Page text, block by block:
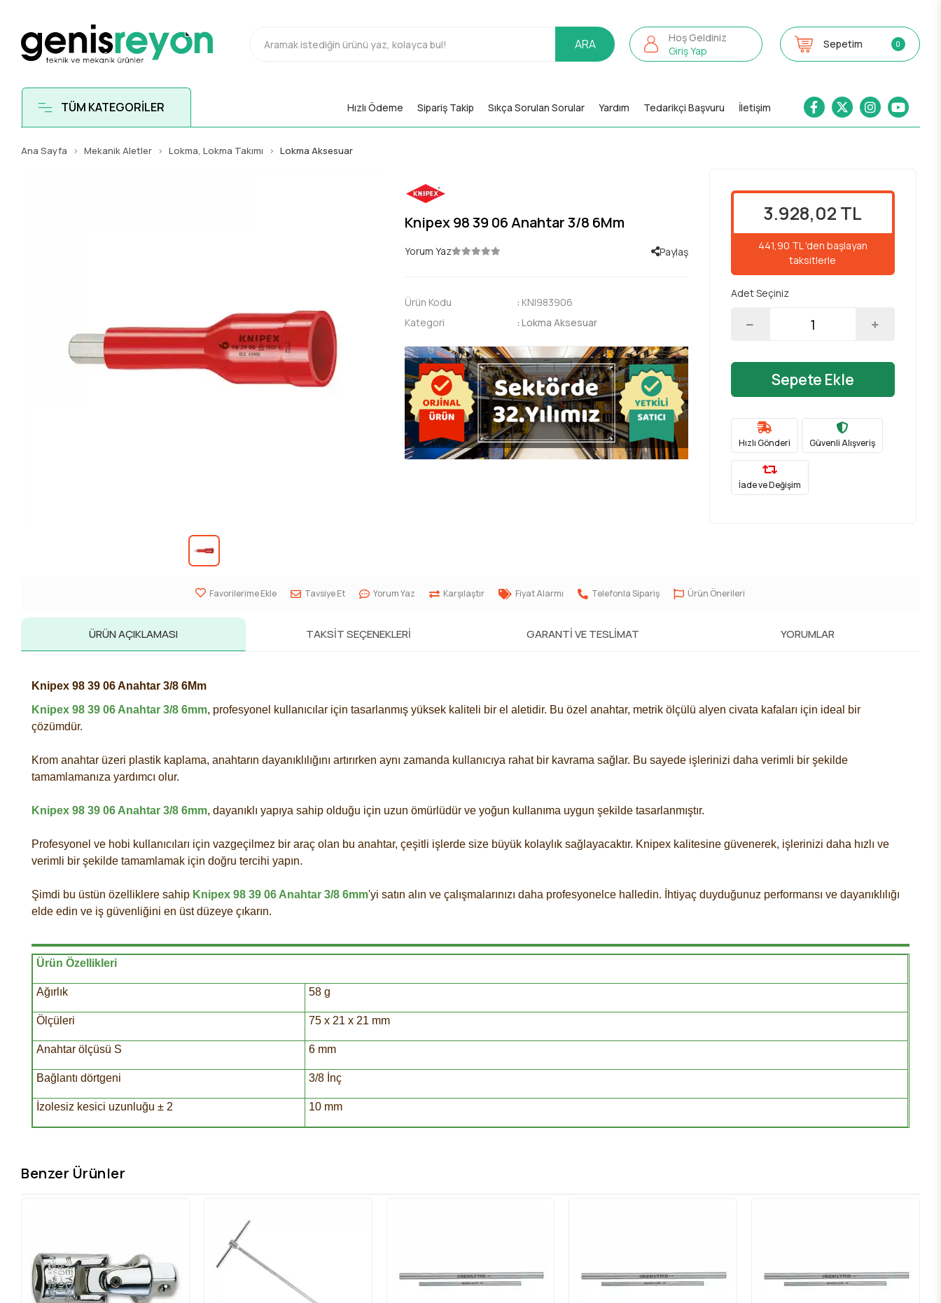
ARA
Hoş Geldiniz
Giriş Yap
Sepetim 0
TÜM KATEGORİLER Hızlı Ödeme Sipariş Takip Sıkça Sorulan Sorular Yardım Tedarikçi Başvuru İletişim
Ana Sayfa Mekanik Aletler Lokma, Lokma Takımı Lokma Aksesuar
Knipex 98 39 06 Anahtar 3/8 6Mm
Yorum Yaz Paylaş
Ürün Kodu : KNI983906
Kategori
:Lokma Aksesuar
3.928,02 TL
441,90 TL 'den başlayan
taksitlerle
Adet Seçiniz
Sepete Ekle
Hızlı Gönderi Güvenli Alışveriş
İade ve Değişim
Favorilerime Ekle Tavsiye Et Yorum Yaz Karşılaştır Fiyat Alarmı Telefonla Sipariş Ürün Önerileri
ÜRÜN AÇIKLAMASI TAKSIT SEÇENEKLERI GARANTI VE TESLIMAT YORUMLAR
Knipex 98 39 06 Anahtar 3/8 6Mm
Knipex 98 39 06 Anahtar 3/8 6mm, profesyonel kullanıcılar için tasarlanmış yüksek kaliteli bir el aletidir. Bu özel anahtar, metrik ölçülü alyen civata kafaları için ideal bir
çözümdür.
Krom anahtar üzeri plastik kaplama, anahtarın dayanıklılığını artırırken aynı zamanda kullanıcıya rahat bir kavrama sağlar. Bu sayede işlerinizi daha verimli bir şekilde
tamamlamanıza yardımcı olur.
Knipex 98 39 06 Anahtar 3/8 6mm, dayanıklı yapıya sahip olduğu için uzun ömürlüdür ve yoğun kullanıma uygun şekilde tasarlanmıştır.
Profesyonel ve hobi kullanıcıları için vazgeçilmez bir araç olan bu anahtar, çeşitli işlerde size büyük kolaylık sağlayacaktır. Knipex kalitesine güvenerek, işlerinizi daha hızlı ve
verimli bir şekilde tamamlamak için doğru tercihi yapın.
Şimdi bu üstün özelliklere sahip Knipex 98 39 06 Anahtar 3/8 6mm'yi satın alın ve çalışmalarınızı daha profesyonelce halledin. İhtiyaç duyduğunuz performansı ve dayanıklılığı
elde edin ve iş güvenliğini en üst düzeye çıkarın.
Ürün Özellikleri
Ağırlık 58 g
Ölçüleri 75 x 21 x 21 mm
Anahtar ölçüsü S 6 mm
Bağlantı dörtgeni 3/8 İnç
İzolesiz kesici uzunluğu ± 2 10 mm
Benzer Ürünler